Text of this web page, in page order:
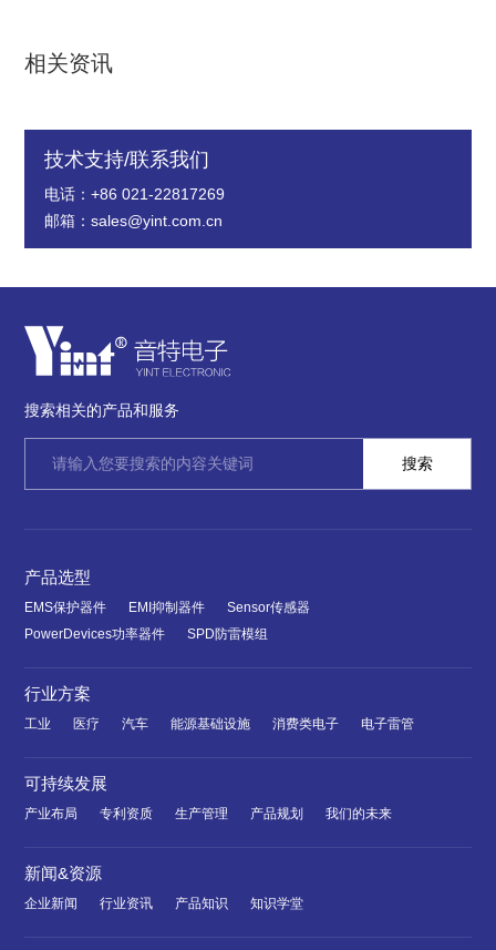
相关资讯
技术支持/联系我们
电话：+86 021-22817269
邮箱：sales@yint.com.cn
搜索相关的产品和服务
产品选型
EMS保护器件 EMI抑制器件
Sensor传感器
PowerDevices功率器件
SPD防雷模组
行业方案
工业 医疗 汽车 能源基础设施 消费类电子 电子雷管
可持续发展
产业布局 专利资质 生产管理 产品规划 我们的未来
新闻&资源
企业新闻 行业资讯 产品知识 知识学堂